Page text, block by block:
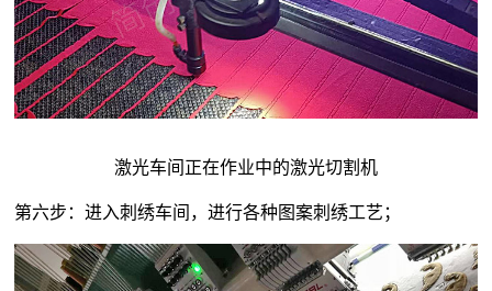
激光车间正在作业中的激光切割机
第六步：进入刺绣车间，进行各种图案刺绣工艺；